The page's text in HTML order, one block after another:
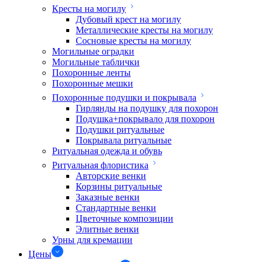
Кресты на могилу
Дубовый крест на могилу
Металлические кресты на могилу
Сосновые кресты на могилу
Могильные оградки
Могильные таблички
Похоронные ленты
Похоронные мешки
Похоронные подушки и покрывала
Гирлянды на подушку для похорон
Подушка+покрывало для похорон
Подушки ритуальные
Покрывала ритуальные
Ритуальная одежда и обувь
Ритуальная флористика
Авторские венки
Корзины ритуальные
Заказные венки
Стандартные венки
Цветочные композиции
Элитные венки
Урны для кремации
Цены